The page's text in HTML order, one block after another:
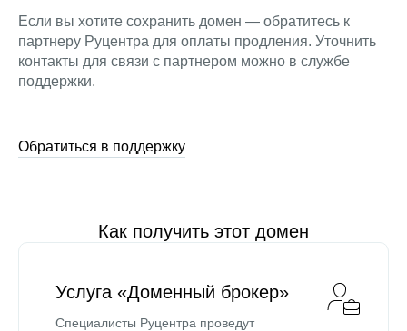
Если вы хотите сохранить домен — обратитесь к
партнеру Руцентра для оплаты продления. Уточнить
контакты для связи с партнером можно в службе
поддержки.
Обратиться в поддержку
Как получить этот домен
Услуга «Доменный брокер»
Специалисты Руцентра проведут